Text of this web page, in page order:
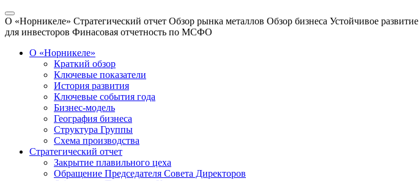
О «Норникеле» Стратегический отчет Обзор рынка металлов Обзор бизнеса Устойчивое развитие
для инвесторов Финасовая отчетность по МСФО
О «Норникеле»
Краткий обзор
Ключевые показатели
История развития
Ключевые события года
Бизнес-модель
География бизнеса
Структура Группы
Схема производства
Стратегический отчет
Закрытие плавильного цеха
Обращение Председателя Совета Директоров